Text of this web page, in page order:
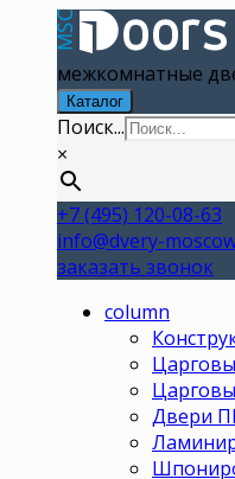
межкомнатные
Каталог
Поиск...
×
+7 (495) 120-08-63
info@dvery-
заказать звонок
column
Двери